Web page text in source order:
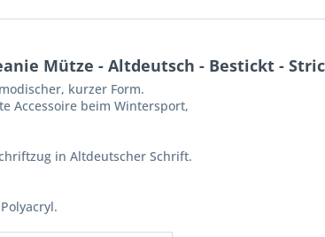
Mütze - Altdeutsch - Bestickt -
kurzer Form.
Accessoire beim Wintersport,
in Altdeutscher Schrift.